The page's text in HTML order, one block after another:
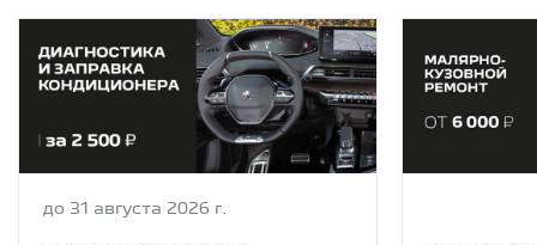
до 31 августа 2026 г.